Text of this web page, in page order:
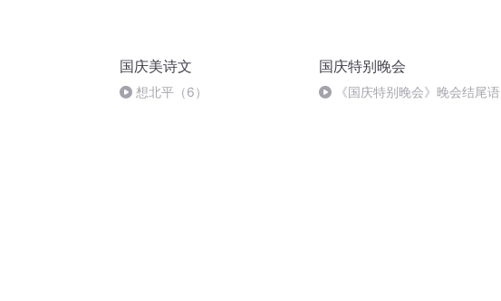
国庆美诗文
想北平（6）
国庆特别晚会
《国庆特别晚会》晚会结尾语